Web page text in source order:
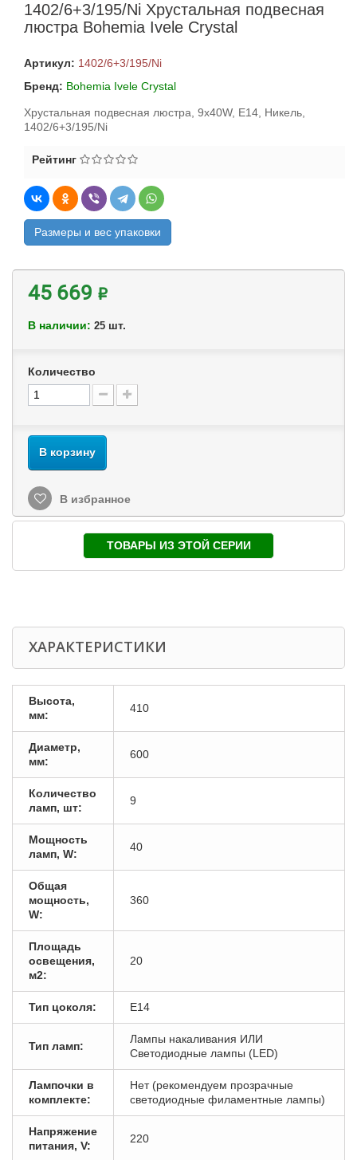
1402/6+3/195/Ni Хрустальная подвесная
люстра Bohemia Ivele Crystal
Артикул: 1402/6+3/195/Ni
Бренд: Bohemia Ivele Crystal
Хрустальная подвесная люстра, 9x40W, E14, Никель,
1402/6+3/195/Ni
Рейтинг
Размеры и вес упаковки
45 669 ₽
В наличии: 25 шт.
Количество
В корзину
В избранное
ТОВАРЫ ИЗ ЭТОЙ СЕРИИ
ХАРАКТЕРИСТИКИ
Высота,
мм:
410
Диаметр,
мм:
600
Количество
ламп, шт:
9
Мощность
ламп, W:
40
Общая
мощность,
W:
360
Площадь
освещения,
м2:
20
Тип цоколя: E14
Тип ламп:
Лампы накаливания ИЛИ
Светодиодные лампы (LED)
Лампочки в
комплекте:
Нет (рекомендуем прозрачные
светодиодные филаментные лампы)
Напряжение
питания, V:
220